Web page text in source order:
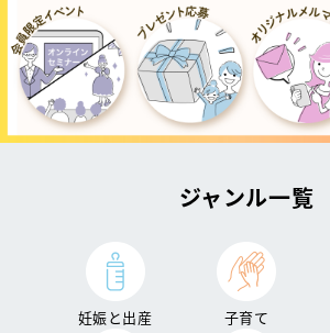
ジャンル一覧
妊娠と出産 子育て